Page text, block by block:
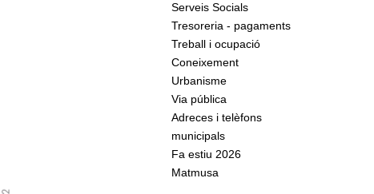
Serveis Socials
Tresoreria - pagaments
Treball i ocupació
Coneixement
Urbanisme
Via pública
Adreces i telèfons
municipals
Fa estiu 2026
Matmusa